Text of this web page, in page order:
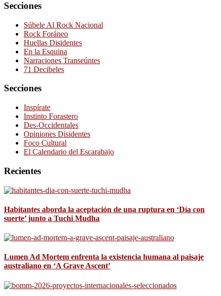
Secciones
Súbele Al Rock Nacional
Rock Foráneo
Huellas Disidentes
En la Esquina
Narraciones Transeúntes
71 Decibeles
Secciones
Inspírate
Instinto Forastero
Des-Occidentales
Opiniones Disidentes
Foco Cultural
El Calendario del Escarabajo
Recientes
Habitantes aborda la aceptación de una ruptura en ‘Día con
suerte’ junto a Tuchi Mudha
Lumen Ad Mortem enfrenta la existencia humana al paisaje
australiano en ‘A Grave Ascent’